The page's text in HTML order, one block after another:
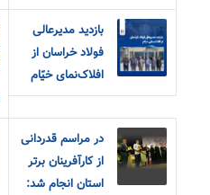
بازدید مدیرعالی
فولاد خراسان از
افلاک‌نمای خیّام
در مراسم قدردانی
از کارآفرینان برتر
استان انجام شد: